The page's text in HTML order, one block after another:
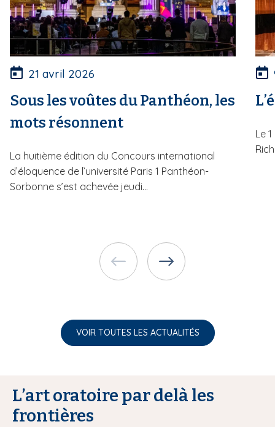
21 avril 2026
Sous les voûtes du Panthéon, les
mots résonnent
La huitième édition du Concours international
d’éloquence de l’université Paris 1 Panthéon-
Sorbonne s’est achevée jeudi...
Le
VOIR TOUTES LES ACTUALITÉS
L’art oratoire par delà les
frontières